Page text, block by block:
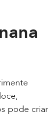
pode criar